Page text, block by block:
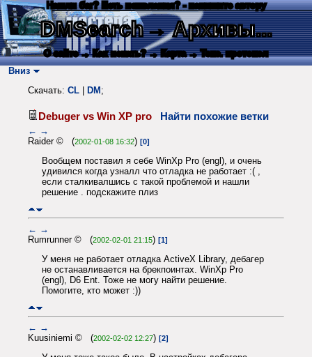
Нашли баг? Есть пожелания? - напишите автору
DMSearch→ Архивы...
О сайте → Как искать? → Карта → Текс. протокол
Вниз
Скачать: CL DM ;
Debuger vs Win XP pro Найти похожие ветки
← →
Raider © (2002-01-08 16:32) [0]
Вообщем поставил я себе WinXp Pro (engl), и очень
удивился когда узналл что отладка не работает :( ,
если сталкивалшись с такой проблемой и нашли
решение . подскажите плиз
← →
Rumrunner © (2002-02-01 21:15) [1]
У меня не работает отладка ActiveX Library, дебагер
не останавливается на брекпоинтах. WinXp Pro
(engl), D6 Ent. Тоже не могу найти решение.
Помогите, кто может :))
← →
Kuusiniemi © (2002-02-02 12:27) [2]